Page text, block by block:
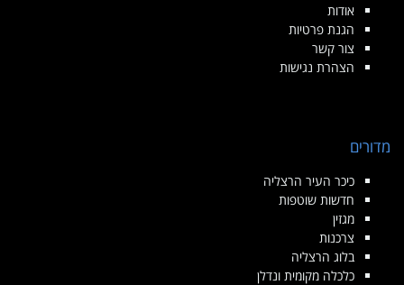
אודות
הגנת פרטיות
צור קשר
הצהרת נגישות
מדורים
כיכר העיר הרצליה
חדשות שוטפות
מגזין
צרכנות
בלוג הרצליה
כלכלה מקומית ונדלן